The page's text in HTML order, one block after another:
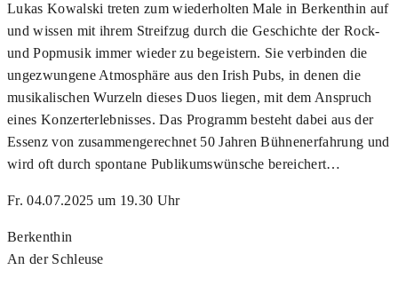
Lukas Kowalski treten zum wiederholten Male in Berkenthin auf
und wissen mit ihrem Streifzug durch die Geschichte der Rock-
und Popmusik immer wieder zu begeistern. Sie verbinden die
ungezwungene Atmosphäre aus den Irish Pubs, in denen die
musikalischen Wurzeln dieses Duos liegen, mit dem Anspruch
eines Konzerterlebnisses. Das Programm besteht dabei aus der
Essenz von zusammengerechnet 50 Jahren Bühnenerfahrung und
wird oft durch spontane Publikumswünsche bereichert…
Fr. 04.07.2025 um 19.30 Uhr
Berkenthin
An der Schleuse